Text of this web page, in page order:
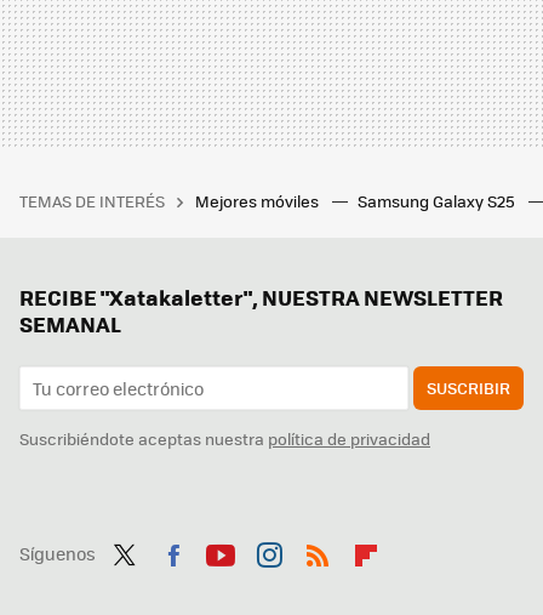
TEMAS DE INTERÉS Mejores móviles Samsung Galaxy S25
RECIBE "Xatakaletter", NUESTRA NEWSLETTER
SEMANAL
SUSCRIBIR
Suscribiéndote aceptas nuestra política de privacidad
Síguenos